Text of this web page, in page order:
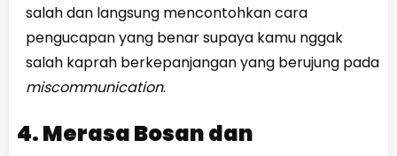
salah dan langsung mencontohkan cara
pengucapan yang benar supaya kamu nggak
salah kaprah berkepanjangan yang berujung pada
miscommunication.
4. Merasa Bosan dan